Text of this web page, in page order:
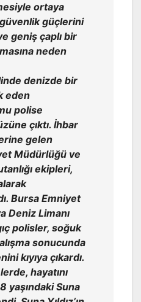
ortaya
güçlerini
geniş çaplı bir
neden
denizde bir
eden
polise
çıktı. İhbar
gelen
Müdürlüğü ve
ekipleri,
Bursa Emniyet
Deniz Limanı
polisler, soğuk
sonucunda
kıyıya çıkardı.
hayatını
yaşındaki Suna